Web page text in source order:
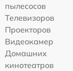
пылесосов
Телевизоров
Проекторов
Видеокамер
Домашних
кинотеатров